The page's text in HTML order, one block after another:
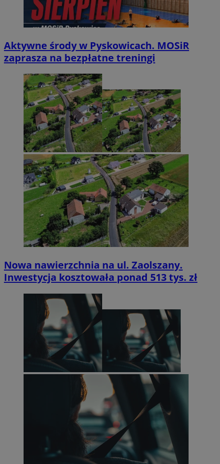
Aktywne środy w Pyskowicach. MOSiR
zaprasza na bezpłatne treningi
Nowa nawierzchnia na ul. Zaolszany.
Inwestycja kosztowała ponad 513 tys. zł